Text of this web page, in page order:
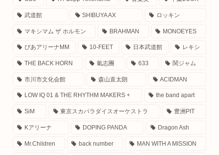
武道館 SHIBUYA AX ロッキン
マキシマム ザ ホルモン BRAHMAN MONOEYES
ぴあアリーナMM 10-FEET 日本武道館 レキシ
THE BACK HORN 氣志團 633 関ジャム
市川市文化会館 森山直太朗 ACIDMAN
LOW IQ 01 & THE RHYTHM MAKERS + the band apart
SiM 東京スカパラダイスオーケストラ 豊洲PIT
Kアリーナ DOPING PANDA Dragon Ash
Mr.Children back number MAN WITH A MISSION